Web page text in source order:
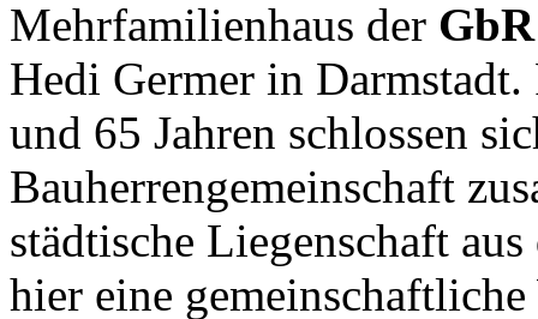
Mehrfamilienhaus der
Hedi Germer in
und 65 Jahren schlossen
Bauherrengemeinschaft
städtische Liegenschaft
hier eine